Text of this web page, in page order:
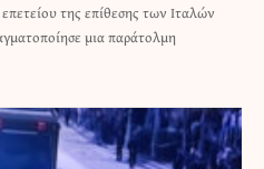
της επίθεσης των Ιταλών
μια παράτολμη